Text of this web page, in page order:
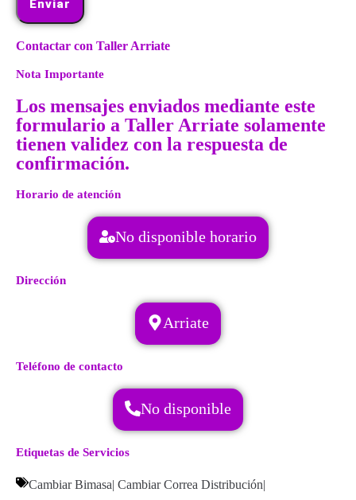
Enviar
Contactar con Taller Arriate
Nota Importante
Los mensajes enviados mediante este
formulario a Taller Arriate solamente
tienen validez con la respuesta de
confirmación.
Horario de atención
No disponible horario
Dirección
Arriate
Teléfono de contacto
No disponible
Etiquetas de Servicios
Cambiar Bimasa| Cambiar Correa Distribución|